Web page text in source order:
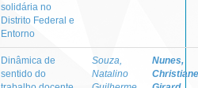
solidária no
Distrito Federal e
Entorno
Dinâmica de
sentido do
Souza,
Natalino
Nunes,
Christiane